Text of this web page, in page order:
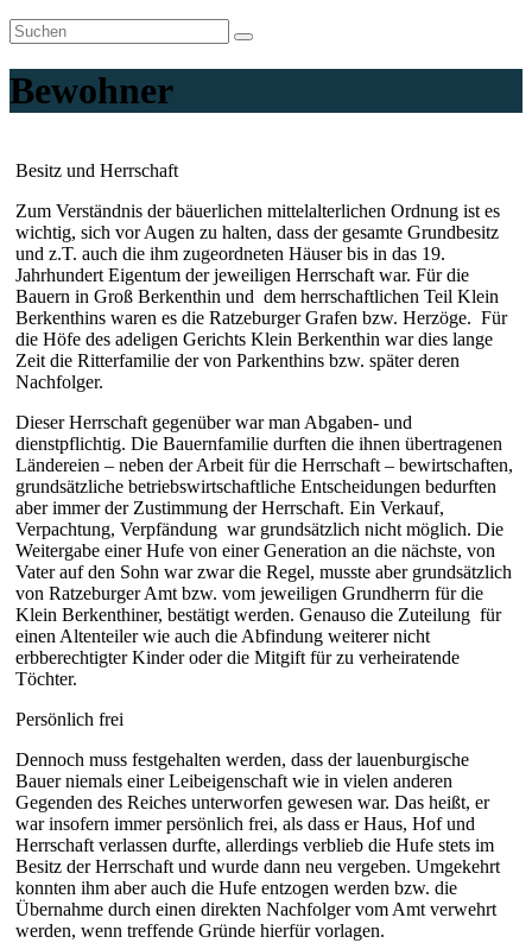
Bewohner
Besitz und Herrschaft
Zum Verständnis der bäuerlichen mittelalterlichen Ordnung ist es
wichtig, sich vor Augen zu halten, dass der gesamte Grundbesitz
und z.T. auch die ihm zugeordneten Häuser bis in das 19.
Jahrhundert Eigentum der jeweiligen Herrschaft war. Für die
Bauern in Groß Berkenthin und dem herrschaftlichen Teil Klein
Berkenthins waren es die Ratzeburger Grafen bzw. Herzöge. Für
die Höfe des adeligen Gerichts Klein Berkenthin war dies lange
Zeit die Ritterfamilie der von Parkenthins bzw. später deren
Nachfolger.
Dieser Herrschaft gegenüber war man Abgaben- und
dienstpflichtig. Die Bauernfamilie durften die ihnen übertragenen
Ländereien – neben der Arbeit für die Herrschaft – bewirtschaften,
grundsätzliche betriebswirtschaftliche Entscheidungen bedurften
aber immer der Zustimmung der Herrschaft. Ein Verkauf,
Verpachtung, Verpfändung war grundsätzlich nicht möglich. Die
Weitergabe einer Hufe von einer Generation an die nächste, von
Vater auf den Sohn war zwar die Regel, musste aber grundsätzlich
von Ratzeburger Amt bzw. vom jeweiligen Grundherrn für die
Klein Berkenthiner, bestätigt werden. Genauso die Zuteilung für
einen Altenteiler wie auch die Abfindung weiterer nicht
erbberechtigter Kinder oder die Mitgift für zu verheiratende
Töchter.
Persönlich frei
Dennoch muss festgehalten werden, dass der lauenburgische
Bauer niemals einer Leibeigenschaft wie in vielen anderen
Gegenden des Reiches unterworfen gewesen war. Das heißt, er
war insofern immer persönlich frei, als dass er Haus, Hof und
Herrschaft verlassen durfte, allerdings verblieb die Hufe stets im
Besitz der Herrschaft und wurde dann neu vergeben. Umgekehrt
konnten ihm aber auch die Hufe entzogen werden bzw. die
Übernahme durch einen direkten Nachfolger vom Amt verwehrt
werden, wenn treffende Gründe hierfür vorlagen.